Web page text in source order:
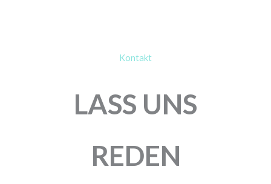
Kontakt
LASS UNS
REDEN